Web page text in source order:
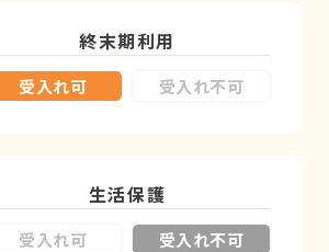
終末期利用
受入れ可 受入れ不可
生活保護
受入れ可 受入れ不可